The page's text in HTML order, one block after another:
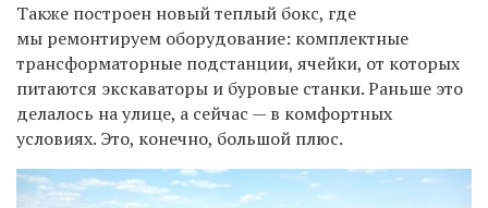
Также построен новый теплый бокс, где
мы ремонтируем оборудование: комплектные
трансформаторные подстанции, ячейки, от которых
питаются экскаваторы и буровые станки. Раньше это
делалось на улице, а сейчас — в комфортных
условиях. Это, конечно, большой плюс.